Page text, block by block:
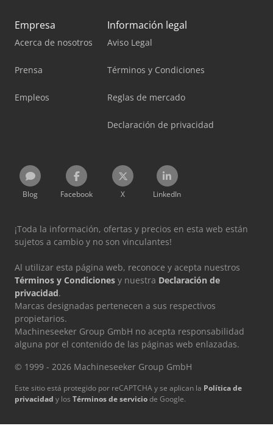
Empresa
Acerca de nosotros
Prensa
Empleos
Información legal
Aviso Legal
Términos y Condiciones
Reglas de mercado
Declaración de privacidad
Blog Facebook X LinkedIn
¡Toda la información, ofertas y precios en esta web están
sujetos a cambio y no son vinculantes!
Al utilizar esta página web, reconoce y acepta nuestros
Términos y Condiciones y nuestra Declaración de
privacidad.
Marcas designadas pertenecen a sus respectivos
propietarios.
Machineseeker Group GmbH no acepta responsabilidad
alguna por el contenido de las páginas web enlazadas.
© 1999 - 2026 Machineseeker Group GmbH
Este sitio está protegido por reCAPTCHA y se aplican la Política de
privacidad y los Términos de serviciode Google.